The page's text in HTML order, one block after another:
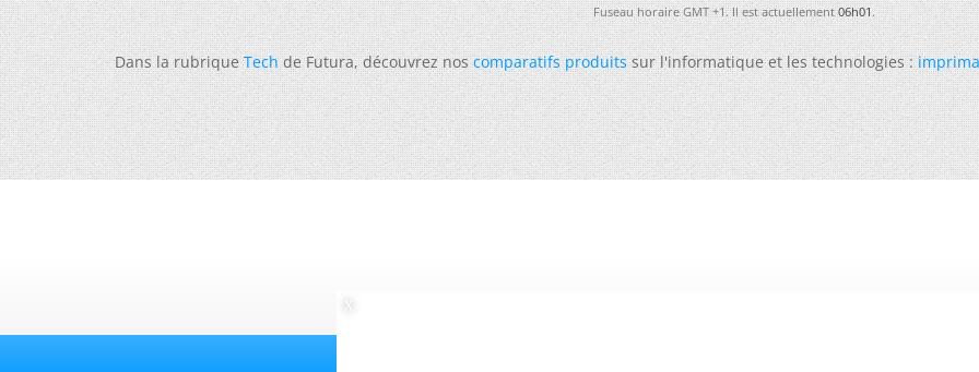
Fuseau horaire GMT +1. Il est actuellement06h01.
Dans la rubriqueTechde Futura, découvrez noscomparatifs produitssur l'informatique et les technologies :